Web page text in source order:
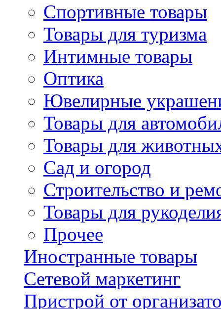
Спортивные товары
Товары для туризма
Интимные товары
Оптика
Ювелирные
Товары для
Товары для
Сад и огород
Строительство и
Товары для
Прочее
Иностранные товары
Сетевой маркетинг
Пристрой от